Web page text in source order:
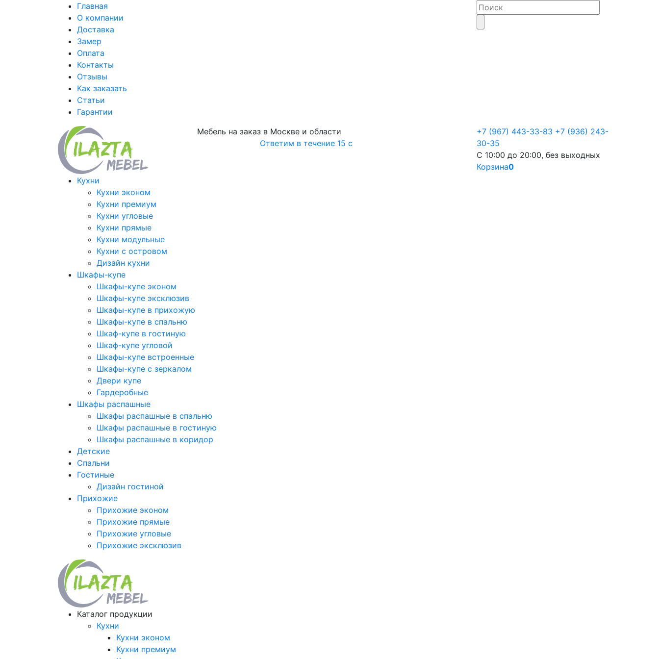
Главная
О компании
Доставка
Замер
Оплата
Контакты
Отзывы
Как заказать
Статьи
Гарантии
Мебель на заказ в Москве и области
Ответим в течение 15 с
+7 (967) 443-33-83 +7 (936) 243-
30-35
С 10:00 до 20:00, без выходных
Корзина0
Кухни
Кухни эконом
Кухни премиум
Кухни угловые
Кухни прямые
Кухни модульные
Кухни с островом
Дизайн кухни
Шкафы-купе
Шкафы-купе эконом
Шкафы-купе эксклюзив
Шкафы-купе в прихожую
Шкафы-купе в спальню
Шкаф-купе в гостиную
Шкаф-купе угловой
Шкафы-купе встроенные
Шкафы-купе с зеркалом
Двери купе
Гардеробные
Шкафы распашные
Шкафы распашные в спальню
Шкафы распашные в гостиную
Шкафы распашные в коридор
Детские
Спальни
Гостиные
Дизайн гостиной
Прихожие
Прихожие эконом
Прихожие прямые
Прихожие угловые
Прихожие эксклюзив
Каталог продукции
Кухни
Кухни эконом
Кухни премиум